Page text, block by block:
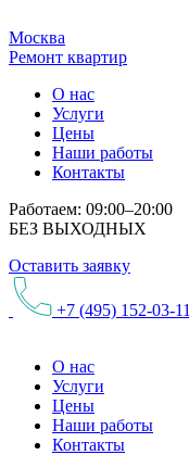
Москва
Ремонт квартир
О нас
Услуги
Цены
Наши работы
Контакты
Работаем: 09:00–20:00
БЕЗ ВЫХОДНЫХ
Оставить заявку
+7 (495) 152-03-11
О нас
Услуги
Цены
Наши работы
Контакты